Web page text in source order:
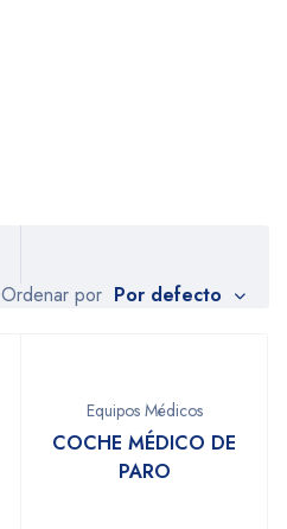
Ordenar por Por defecto
Equipos Médicos
COCHE MÉDICO DE
PARO